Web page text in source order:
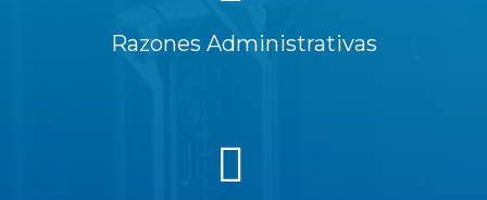
Razones Administrativas